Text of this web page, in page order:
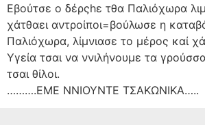
Εβούτσε ο δέρςhε τθα Παλιόχωρα
χάτθαει αντροίποι=βούλωσε η
Παλιόχωρα, λίμνιασε το μέρος καί
Υγεία τσαι να ννιλήνουμε τα
τσαι θίλοι.
……….ΕΜΕ ΝΝΙΟΥΝΤΕ ΤΣΑΚΩΝΙΚΑ…..